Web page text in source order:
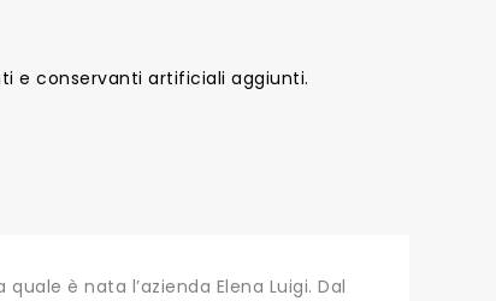
e conservanti artificiali aggiunti.
è nata l’azienda Elena Luigi. Dal